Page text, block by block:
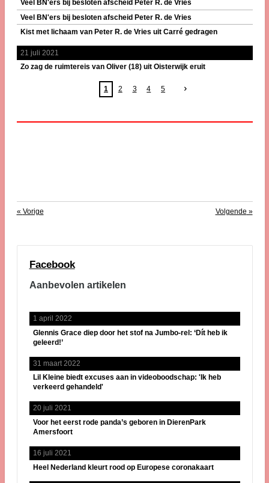
Veel BN'ers bij besloten afscheid Peter R. de Vries
Veel BN'ers bij besloten afscheid Peter R. de Vries
Kist met lichaam van Peter R. de Vries uit Carré gedragen
21 juli 2021
Zo zag de ruimtereis van Oliver (18) uit Oisterwijk eruit
1 2 3 4 5
« Vorige Volgende »
Facebook
Aanbevolen artikelen
1 april 2022
Glennis Grace diep door het stof na Jumbo-rel: ‘Dít heb ik
geleerd!’
31 maart 2022
Lil Kleine biedt excuses aan in videoboodschap: 'Ik heb
verkeerd gehandeld'
20 juli 2021
Voor het eerst rode panda’s geboren in DierenPark
Amersfoort
16 juli 2021
Heel Nederland kleurt rood op Europese coronakaart